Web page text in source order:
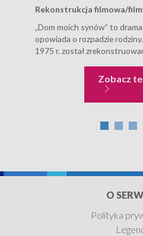
Rekonstrukcja filmowa/
„Dom moich synów” to
opowiada o rozpadzie
1975 r. został zrekonstruowany
wdowa po naczelniku stacji
prowincjonalnym mieście....
Zobacz
O
Polityka